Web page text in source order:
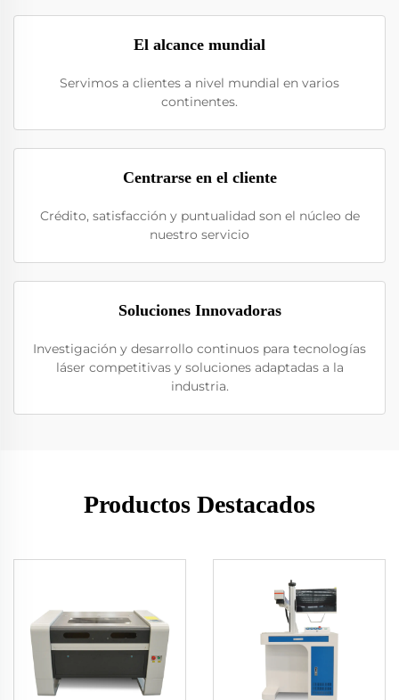
El alcance mundial
Servimos a clientes a nivel mundial en varios
continentes.
Centrarse en el cliente
Crédito, satisfacción y puntualidad son el núcleo de
nuestro servicio
Soluciones Innovadoras
Investigación y desarrollo continuos para tecnologías
láser competitivas y soluciones adaptadas a la
industria.
Productos Destacados